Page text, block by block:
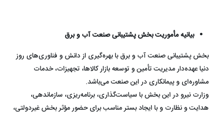
بیانیه مأموریت بخش پشتیبانی صنعت آب و برق
بخش پشتیبانی صنعت آب و برق با بهره‌گیری از دانش و فناوری‌‌های روز
دنیا عهده‌دار مدیریت تأمین و توسعه بازار کالاها، تجهیزات، خدمات
مشاوره‌ای و پیمانکاری در این صنعت می‌باشد.
وزارت نیرو در این بخش با سیاست‌گذاری، برنامه‌ریزی، سازماندهی،
هدایت و نظارت و با ایجاد بستر مناسب برای حضور مؤثر بخش غیردولتی،